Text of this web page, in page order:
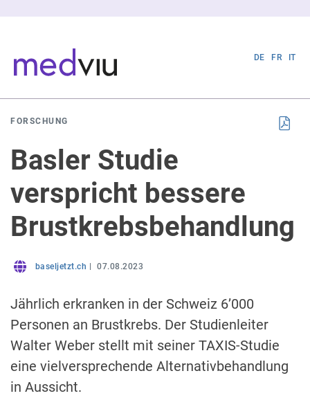
DE FR IT
FORSCHUNG
Basler Studie
verspricht bessere
Brustkrebsbehandlung
baseljetzt.ch 07.08.2023
Jährlich erkranken in der Schweiz 6’000
Personen an Brustkrebs. Der Studienleiter
Walter Weber stellt mit seiner TAXIS-Studie
eine vielversprechende Alternativbehandlung
in Aussicht.